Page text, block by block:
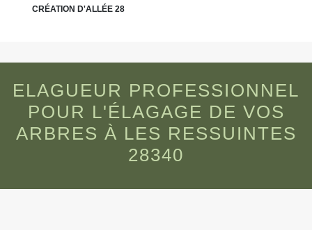
CRÉATION D'ALLÉE 28
ELAGUEUR PROFESSIONNEL
POUR L'ÉLAGAGE DE VOS
ARBRES À LES RESSUINTES
28340